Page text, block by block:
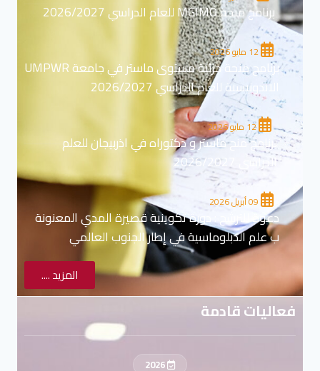
برنامج منحة MGIMO للعام الدراسي 2026/2027
12 مايو 2026
برنامج منحة جزئية مستوى ماستر في جامعة UMPWR
الاندونيسية للعام الدراسي 2026/2027
12 مايو 2026
برنامج منح ماستر و دكتوراه في اذربيجان للعلم
الدراسي 2026/2027
09 أبريل 2026
دعوة للترشح : دورة تكوينية قصيرة المدي المعنونة
ب علم الدبلوماسية في إطار الجنوب العالمي
المزيد ....
فعاليات قادمة